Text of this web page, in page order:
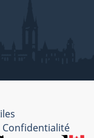
Confidentialité